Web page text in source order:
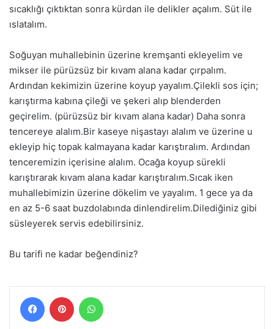
sıcaklığı çıktıktan sonra kürdan ile delikler açalım. Süt ile
ıslatalım.
Soğuyan muhallebinin üzerine kremşanti ekleyelim ve
mikser ile pürüzsüz bir kıvam alana kadar çırpalım.
Ardından kekimizin üzerine koyup yayalım.Çilekli sos için;
karıştırma kabına çileği ve şekeri alıp blenderden
geçirelim. (pürüzsüz bir kıvam alana kadar) Daha sonra
tencereye alalım.Bir kaseye nişastayı alalım ve üzerine u
ekleyip hiç topak kalmayana kadar karıştıralım. Ardından
tenceremizin içerisine alalım. Ocağa koyup sürekli
karıştırarak kıvam alana kadar karıştıralım.Sıcak iken
muhallebimizin üzerine dökelim ve yayalım. 1 gece ya da
en az 5-6 saat buzdolabında dinlendirelim.Dilediğiniz gibi
süsleyerek servis edebilirsiniz.
Bu tarifi ne kadar beğendiniz?
FacebookPinterest